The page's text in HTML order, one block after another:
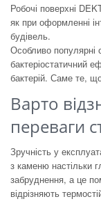
Робочі поверхні
як при оформленні
будівель.
Особливо популярні
бактеріостатичний
бактерій. Саме те,
Варто
переваги
Зручність у
з каменю настільки
забруднення, а це
відрізняють